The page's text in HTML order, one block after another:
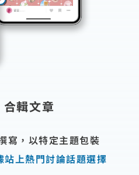
輯⽂章
寫，以特定主題包裝
站上熱門討論話題選擇